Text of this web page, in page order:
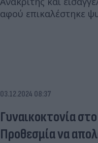
αφού επικαλέστηκε
03.12.2024 08:37
Γυναικοκτονία
Προθεσμία να